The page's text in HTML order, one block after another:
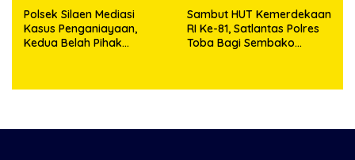
Polsek Silaen Mediasi
Kasus Penganiayaan,
Kedua Belah Pihak
Sambut HUT Kemerdekaan
RI Ke-81, Satlantas Polres
Toba Bagi Sembako